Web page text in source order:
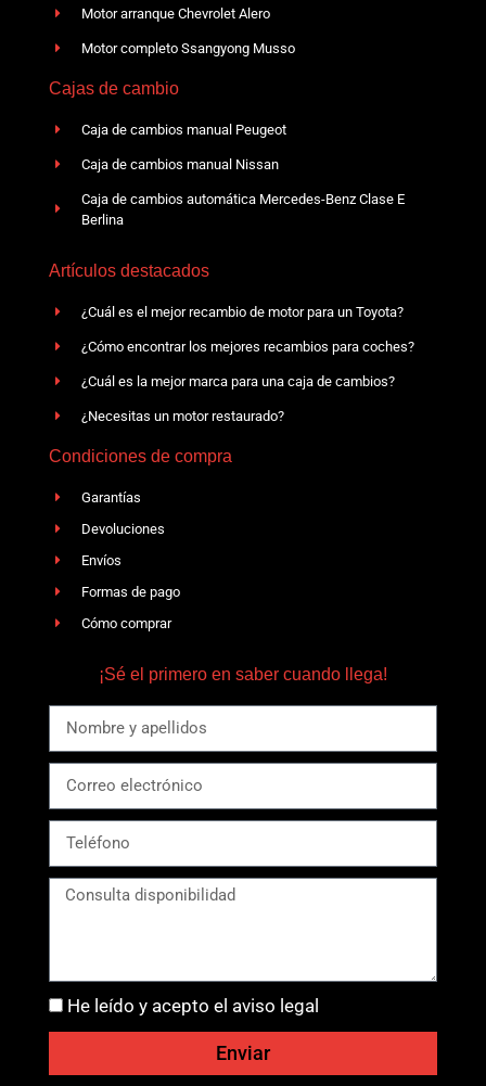
Motor arranque Chevrolet Alero
Motor completo Ssangyong Musso
Cajas de cambio
Caja de cambios manual Peugeot
Caja de cambios manual Nissan
Caja de cambios automática Mercedes-Benz Clase E
Berlina
Artículos destacados
¿Cuál es el mejor recambio de motor para un Toyota?
¿Cómo encontrar los mejores recambios para coches?
¿Cuál es la mejor marca para una caja de cambios?
¿Necesitas un motor restaurado?
Condiciones de compra
Garantías
Devoluciones
Envíos
Formas de pago
Cómo comprar
¡Sé el primero en saber cuando llega!
He leído y acepto el aviso legal
Enviar